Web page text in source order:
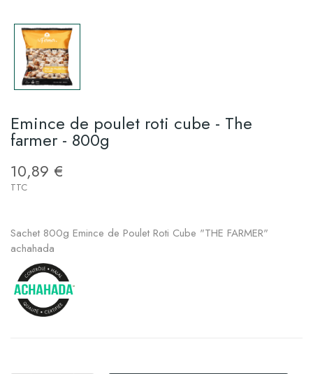
Emince de poulet roti cube - The
farmer - 800g
10,89 €
TTC
Sachet 800g Emince de Poulet Roti Cube "THE FARMER"
achahada